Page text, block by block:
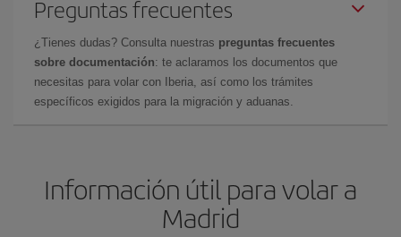
Preguntas frecuentes
¿Tienes dudas? Consulta nuestras preguntas frecuentes
sobre documentación: te aclaramos los documentos que
necesitas para volar con Iberia, así como los trámites
específicos exigidos para la migración y aduanas.
Información útil para volar a
Madrid